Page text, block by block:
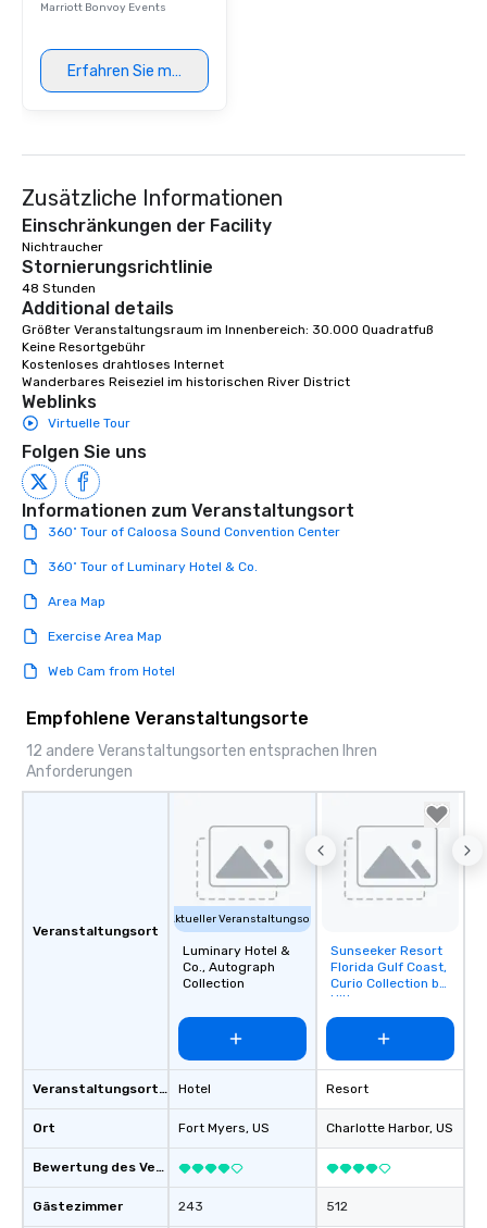
Marriott Bonvoy Events
Erfahren Sie mehr
Zusätzliche Informationen
Einschränkungen der Facility
Nichtraucher
Stornierungsrichtlinie
48 Stunden
Additional details
Größter Veranstaltungsraum im Innenbereich: 30.000 Quadratfuß
Keine Resortgebühr
Kostenloses drahtloses Internet
Wanderbares Reiseziel im historischen River District
Weblinks
Virtuelle Tour
Folgen Sie uns
Informationen zum Veranstaltungsort
360˚ Tour of Caloosa Sound Convention Center
360˚ Tour of Luminary Hotel & Co.
Area Map
Exercise Area Map
Web Cam from Hotel
Empfohlene Veranstaltungsorte
12 andere Veranstaltungsorten entsprachen Ihren
Anforderungen
Veranstaltungsort
Veranstaltungsortstyp
Ort
Bewertung des Veranstaltungsortes
Gästezimmer
Aktueller Veranstaltungsort
Luminary Hotel &
Co., Autograph
Collection
Hotel
Fort Myers, US
243
Removed from
favorites
Sunseeker Resort
Florida Gulf Coast,
Curio Collection by
Hilton
Resort
Charlotte Harbor, US
512